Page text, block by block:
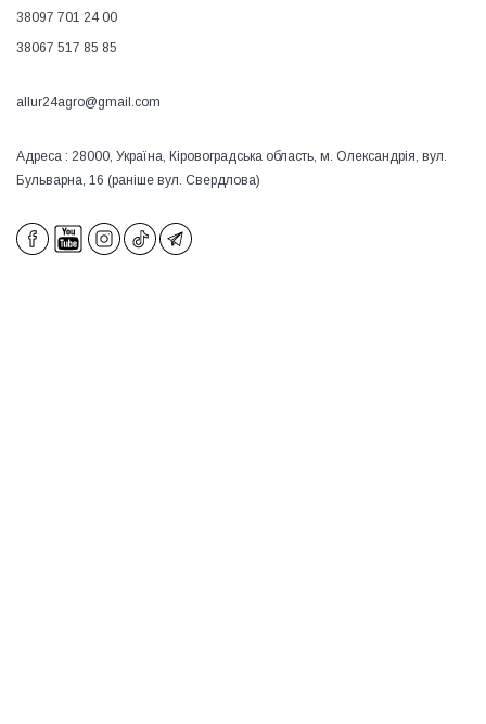
38097 701 24 00
38067 517 85 85
allur24agro@gmail.com
Адреса : 28000, Україна, Кіровоградська область, м. Олександрія, вул.
Бульварна, 16 (раніше вул. Свердлова)